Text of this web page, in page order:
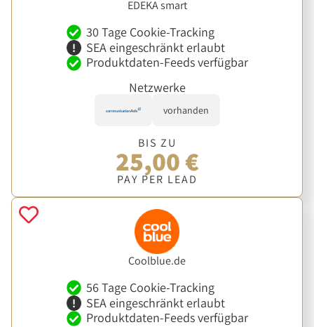
EDEKA smart
30 Tage Cookie-Tracking
SEA eingeschränkt erlaubt
Produktdaten-Feeds verfügbar
Netzwerke
vorhanden
BIS ZU
25,00 €
PAY PER LEAD
Coolblue.de
56 Tage Cookie-Tracking
SEA eingeschränkt erlaubt
Produktdaten-Feeds verfügbar